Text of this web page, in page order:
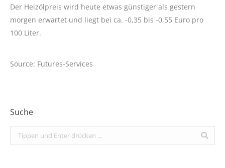
Der Heizölpreis wird heute etwas günstiger als gestern
morgen erwartet und liegt bei ca. -0,35 bis -0,55 Euro pro
100 Liter.
Source: Futures-Services
Suche
Search: